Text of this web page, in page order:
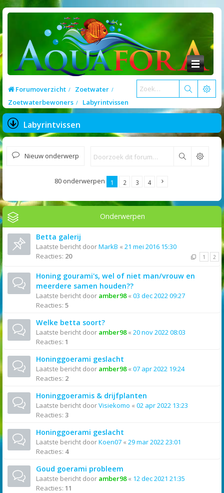
Forumoverzicht
Zoetwater
Zoetwaterbewoners
Labyrintvissen
Labyrintvissen
Nieuw onderwerp Zoek
80 onderwerpen 1 2 3 4
Onderwerpen
Betta galerij
Laatste bericht doorMarkB « 21 mei 2016 15:30
Reacties: 20 1 2
Honing gourami's, wel of niet man/vrouw en
meerdere samen houden??
Laatste bericht door amber98« 03 dec 2022 09:27
Reacties: 5
Welke betta soort?
Laatste bericht door amber98« 20 nov 2022 08:03
Reacties: 1
Honinggoerami geslacht
Laatste bericht door amber98« 07 apr 2022 19:24
Reacties: 2
Honinggoeramis & drijfplanten
Laatste bericht doorVisiekomo « 02 apr 2022 13:23
Reacties: 3
Honinggoerami geslacht
Laatste bericht doorKoen07 « 29 mar 2022 23:01
Reacties: 4
Goud goerami probleem
Laatste bericht door amber98« 12 dec 2021 21:35
Reacties: 11